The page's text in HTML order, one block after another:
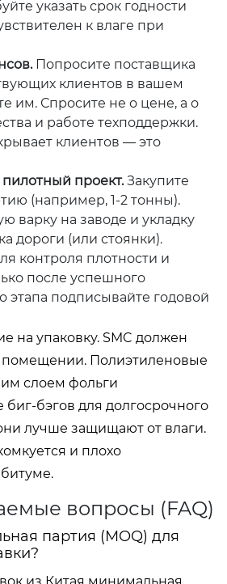
указать срок годности
к влаге при
Попросите поставщика
клиентов в вашем
им. Спросите не о цене, а о
и работе техподдержки.
клиентов — это
проект.Закупите
(например, 1-2 тонны).
варку на заводе и укладку
дороги (или стоянки).
контроля плотности и
после успешного
этапа подписывайте годовой
на упаковку. SMC должен
помещении. Полиэтиленовые
слоем фольги
биг-бэгов для долгосрочного
лучше защищают от влаги.
и плохо
вопросы (FAQ)
партия (MOQ) для
из Китая минимальная